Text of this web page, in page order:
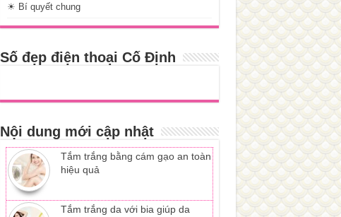
☀ Bí quyết chung
Số đẹp điện thoại Cố Định
Nội dung mới cập nhật
Tắm trắng bằng cám gạo an toàn
hiệu quả
Tắm trắng da với bia giúp da